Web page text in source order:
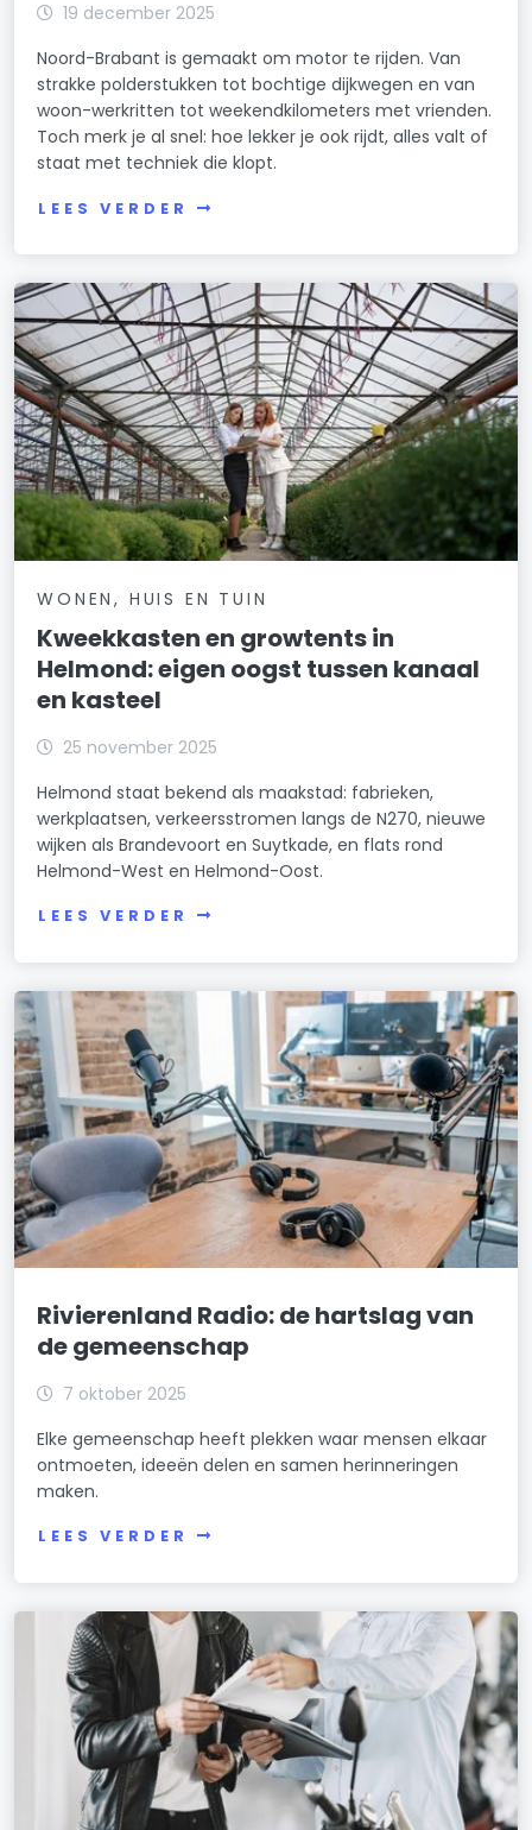
19 december 2025
Noord-Brabant is gemaakt om motor te rijden. Van
strakke polderstukken tot bochtige dijkwegen en van
woon-werkritten tot weekendkilometers met vrienden.
Toch merk je al snel: hoe lekker je ook rijdt, alles valt of
staat met techniek die klopt.
LEES VERDER
WONEN, HUIS EN TUIN
Kweekkasten en growtents in
Helmond: eigen oogst tussen kanaal
en kasteel
25 november 2025
Helmond staat bekend als maakstad: fabrieken,
werkplaatsen, verkeersstromen langs de N270, nieuwe
wijken als Brandevoort en Suytkade, en flats rond
Helmond-West en Helmond-Oost.
LEES VERDER
Rivierenland Radio: de hartslag van
de gemeenschap
7 oktober 2025
Elke gemeenschap heeft plekken waar mensen elkaar
ontmoeten, ideeën delen en samen herinneringen
maken.
LEES VERDER